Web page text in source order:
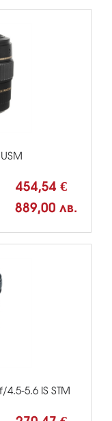
454,54 €
889,00 лв.
5.6 IS STM